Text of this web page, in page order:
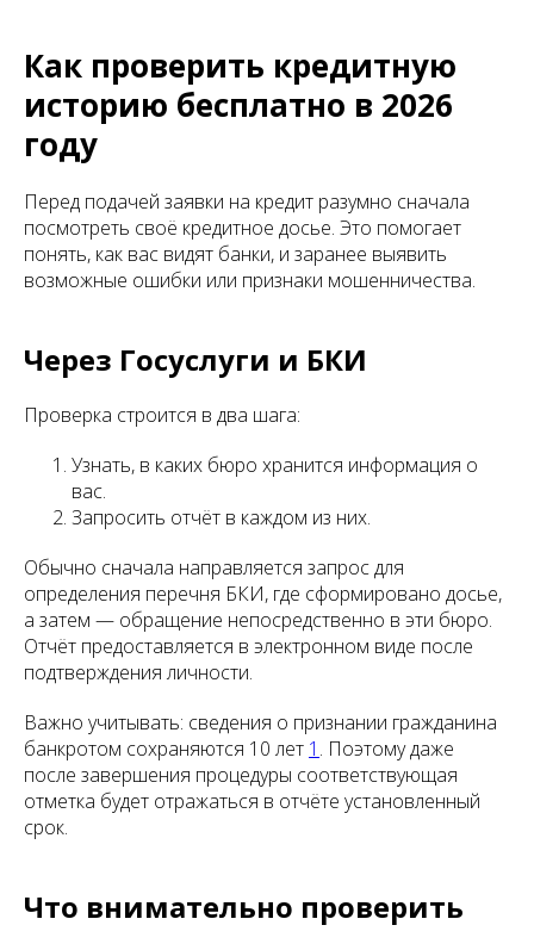
Как проверить кредитную
историю бесплатно в 2026
году
Перед подачей заявки на кредит разумно сначала
посмотреть своё кредитное досье. Это помогает
понять, как вас видят банки, и заранее выявить
возможные ошибки или признаки мошенничества.
Через Госуслуги и БКИ
Проверка строится в два шага:
Узнать, в каких бюро хранится информация о
вас.
Запросить отчёт в каждом из них.
Обычно сначала направляется запрос для
определения перечня БКИ, где сформировано досье,
а затем — обращение непосредственно в эти бюро.
Отчёт предоставляется в электронном виде после
подтверждения личности.
Важно учитывать: сведения о признании гражданина
банкротом сохраняются 10 лет 1 . Поэтому даже
после завершения процедуры соответствующая
отметка будет отражаться в отчёте установленный
срок.
Что внимательно проверить